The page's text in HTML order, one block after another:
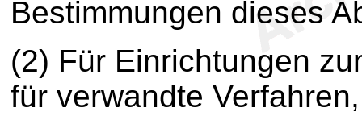
Bestimmungen dieses
(2) Für Einrichtungen
für verwandte